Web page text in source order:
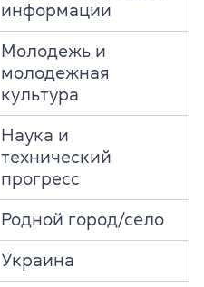
информации
Молодежь и
молодежная
культура
Наука и
технический
прогресс
Родной город/село
Украина